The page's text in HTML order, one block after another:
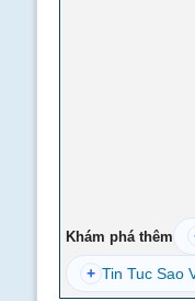
Khám phá thêm
+ Tin Tuc Sao